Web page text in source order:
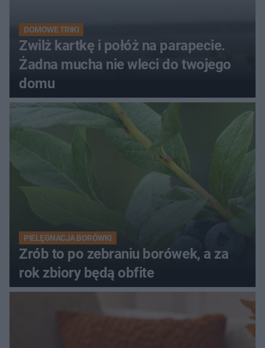
DOMOWE TRIKI
Zwilż kartkę i połóż na parapecie.
Żadna mucha nie wleci do twojego
domu
PIELĘGNACJA BORÓWKI
Zrób to po zebraniu borówek, a za
rok zbiory będą obfite